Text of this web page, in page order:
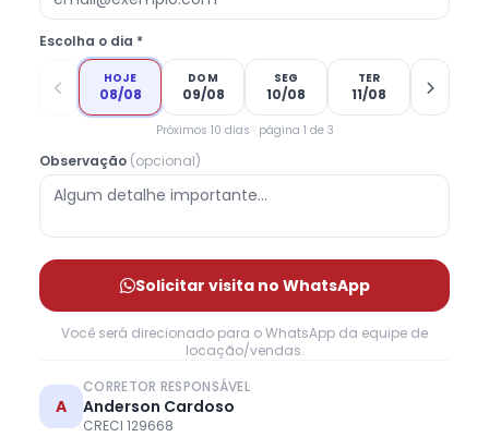
Escolha o dia *
HOJE
08/08
DOM
09/08
SEG
10/08
TER
11/08
Próximos 10 dias · página 1 de 3
Observação (opcional)
Solicitar visita no WhatsApp
Você será direcionado para o WhatsApp da equipe de
locação/vendas.
A
CORRETOR RESPONSÁVEL
Anderson Cardoso
CRECI 129668